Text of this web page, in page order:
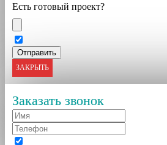
Есть готовый проект?
ЗАКРЫТЬ
Заказать звонок